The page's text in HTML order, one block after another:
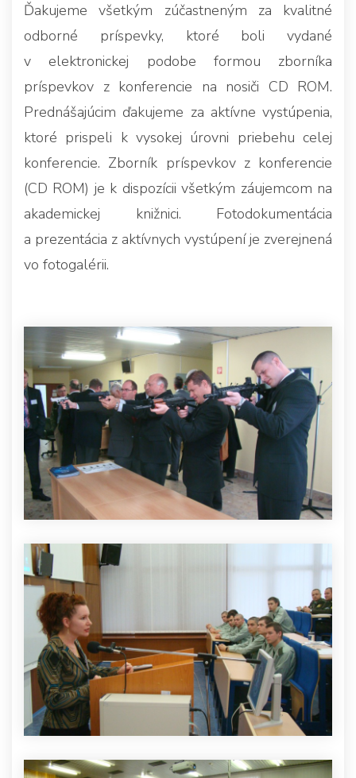
Ďakujeme všetkým zúčastneným za kvalitné
odborné príspevky, ktoré boli vydané
v elektronickej podobe formou zborníka
príspevkov z konferencie na nosiči CD ROM.
Prednášajúcim ďakujeme za aktívne vystúpenia,
ktoré prispeli k vysokej úrovni priebehu celej
konferencie. Zborník príspevkov z konferencie
(CD ROM) je k dispozícii všetkým záujemcom na
akademickej knižnici. Fotodokumentácia
a prezentácia z aktívnych vystúpení je zverejnená
vo fotogalérii.